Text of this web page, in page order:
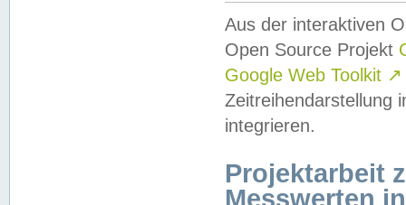
Aus der interaktiven
Open Source Projekt
Google Web Toolkit ↗
Zeitreihendarstellung
integrieren.
Projektarbeit
Messwerten